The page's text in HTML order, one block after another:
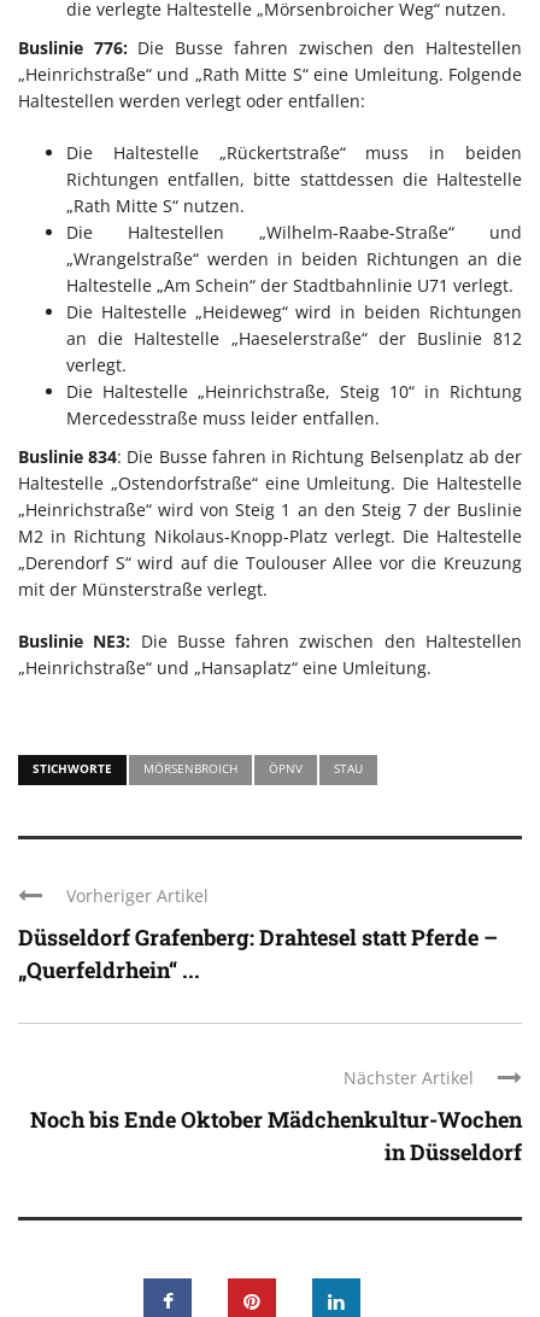
die verlegte Haltestelle „Mörsenbroicher Weg“ nutzen.
Buslinie 776:Die Busse fahren zwischen den Haltestellen
„Heinrichstraße“ und „Rath Mitte S“ eine Umleitung. Folgende
Haltestellen werden verlegt oder entfallen:
Die Haltestelle „Rückertstraße“ muss in beiden
Richtungen entfallen, bitte stattdessen die Haltestelle
„Rath Mitte S“ nutzen.
Die Haltestellen „Wilhelm-Raabe-Straße“ und
„Wrangelstraße“ werden in beiden Richtungen an die
Haltestelle „Am Schein“ der Stadtbahnlinie U71 verlegt.
Die Haltestelle „Heideweg“ wird in beiden Richtungen
an die Haltestelle „Haeselerstraße“ der Buslinie 812
verlegt.
Die Haltestelle „Heinrichstraße, Steig 10“ in Richtung
Mercedesstraße muss leider entfallen.
Buslinie 834: Die Busse fahren in Richtung Belsenplatz ab der
Haltestelle „Ostendorfstraße“ eine Umleitung. Die Haltestelle
„Heinrichstraße“ wird von Steig 1 an den Steig 7 der Buslinie
M2 in Richtung Nikolaus-Knopp-Platz verlegt. Die Haltestelle
„Derendorf S“ wird auf die Toulouser Allee vor die Kreuzung
mit der Münsterstraße verlegt.
Buslinie NE3: Die Busse fahren zwischen den Haltestellen
„Heinrichstraße“ und „Hansaplatz“ eine Umleitung.
STICHWORTE MÖRSENBROICH ÖPNV STAU
Vorheriger Artikel
Düsseldorf Grafenberg: Drahtesel statt Pferde –
„Querfeldrhein“ ...
Nächster Artikel
Noch bis Ende Oktober Mädchenkultur-Wochen
in Düsseldorf